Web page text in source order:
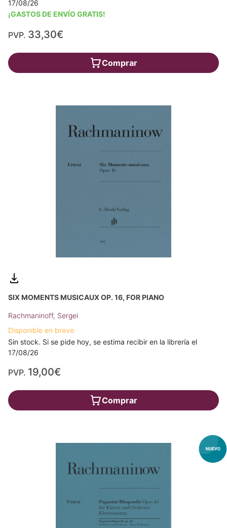
17/08/26
¡GASTOS DE ENVÍO GRATIS!
PVP. 33,30€
Comprar
SIX MOMENTS MUSICAUX OP. 16, FOR PIANO
Rachmaninoff, Sergei
Disponible en breve
Sin stock. Si se pide hoy, se estima recibir en la librería el
17/08/26
PVP. 19,00€
Comprar